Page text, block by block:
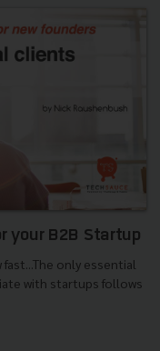
your B2B Startup
only essential
with startups follows